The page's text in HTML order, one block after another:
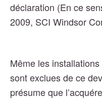
déclaration (En ce
2009, SCI Windsor
Même les
sont exclues de ce
présume que